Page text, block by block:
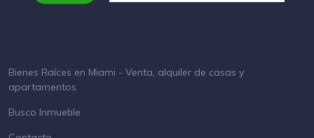
Bienes Raíces en Miami - Venta, alquiler de casas y
apartamentos
Busco Inmueble